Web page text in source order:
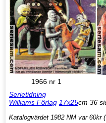
1966 nr 1
Serietidning
Williams Förlag 17x25cm 36
Katalogvärdet 1982 NM var 60kr